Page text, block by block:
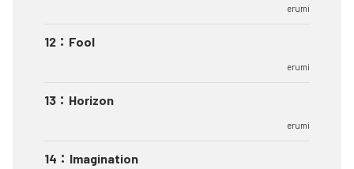
erumi
12 ： Fool
erumi
13 ： Horizon
erumi
14 ： Imagination